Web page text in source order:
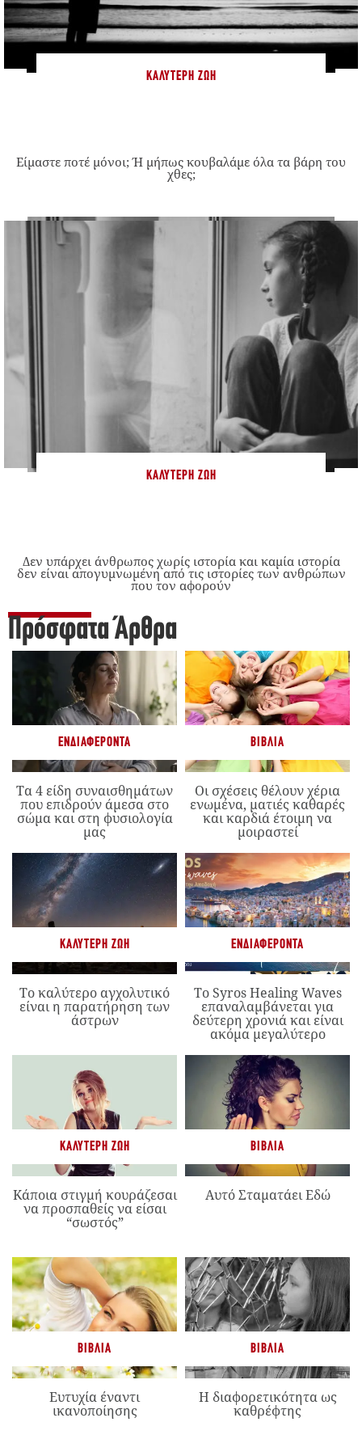
ΚΑΛΎΤΕΡΗ ΖΩΉ
Είμαστε ποτέ μόνοι; Ή μήπως κουβαλάμε όλα τα βάρη του
χθες;
ΚΑΛΎΤΕΡΗ ΖΩΉ
Δεν υπάρχει άνθρωπος χωρίς ιστορία και καμία ιστορία
δεν είναι απογυμνωμένη από τις ιστορίες των ανθρώπων
που τον αφορούν
Πρόσφατα Άρθρα
ΕΝΔΙΑΦΈΡΟΝΤΑ
Τα 4 είδη συναισθημάτων
που επιδρούν άμεσα στο
σώμα και στη φυσιολογία
μας
ΒΙΒΛΊΑ
Οι σχέσεις θέλουν χέρια
ενωμένα, ματιές καθαρές
και καρδιά έτοιμη να
μοιραστεί
ΚΑΛΎΤΕΡΗ ΖΩΉ
Το καλύτερο αγχολυτικό
είναι η παρατήρηση των
άστρων
ΕΝΔΙΑΦΈΡΟΝΤΑ
Το Syros Healing Waves
επαναλαμβάνεται για
δεύτερη χρονιά και είναι
ακόμα μεγαλύτερο
ΚΑΛΎΤΕΡΗ ΖΩΉ
Κάποια στιγμή κουράζεσαι
να προσπαθείς να είσαι
“σωστός”
ΒΙΒΛΊΑ
Αυτό Σταματάει Εδώ
ΒΙΒΛΊΑ
Ευτυχία έναντι
ικανοποίησης
ΒΙΒΛΊΑ
Η διαφορετικότητα ως
καθρέφτης